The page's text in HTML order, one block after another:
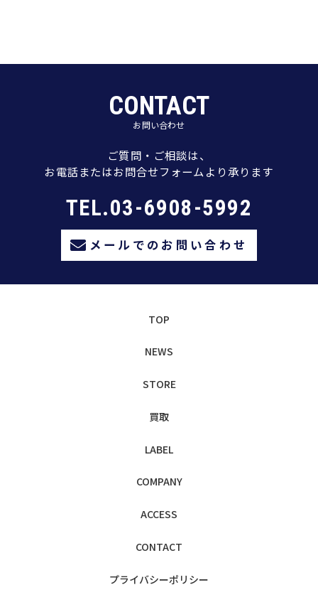
CONTACT
お問い合わせ
ご質問・ご相談は、
お電話またはお問合せフォームより承ります
TEL.03-6908-5992
メールでのお問い合わせ
TOP
NEWS
STORE
買取
LABEL
COMPANY
ACCESS
CONTACT
プライバシーポリシー